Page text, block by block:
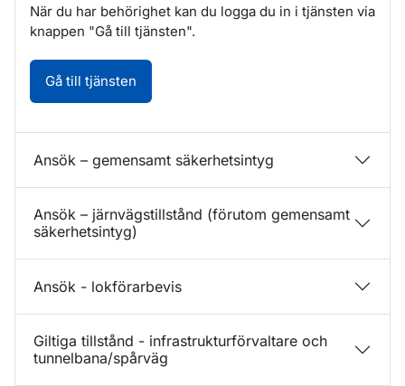
När du har behörighet kan du logga du in i tjänsten via
knappen "Gå till tjänsten".
Gå till tjänsten
Ansök – gemensamt säkerhetsintyg
Ansök – järnvägstillstånd (förutom gemensamt
säkerhetsintyg)
Ansök - lokförarbevis
Giltiga tillstånd - infrastrukturförvaltare och
tunnelbana/spårväg